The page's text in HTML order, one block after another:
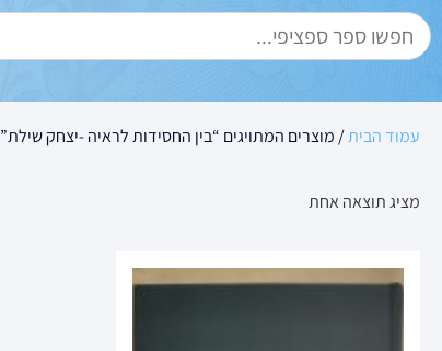
עמוד הבית/ מוצרים המתויגים “בין החסידות לראיה -יצחק שילת”
מציג תוצאה אחת